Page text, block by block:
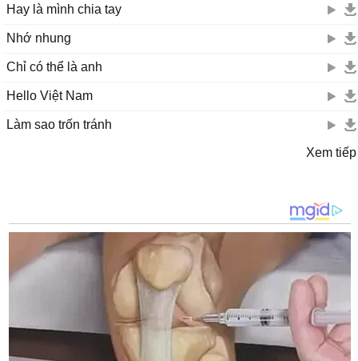
Hay là mình chia tay
Nhớ nhung
Chỉ có thể là anh
Hello Việt Nam
Làm sao trốn tránh
Xem tiếp